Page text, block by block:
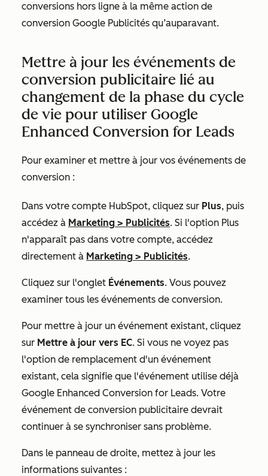
conversions hors ligne à la même action de
conversion Google Publicités qu’auparavant.
Mettre à jour les événements de
conversion publicitaire lié au
changement de la phase du cycle
de vie pour utiliser Google
Enhanced Conversion for Leads
Pour examiner et mettre à jour vos événements de
conversion :
Dans votre compte HubSpot, cliquez sur Plus, puis
accédez à Marketing > Publicités. Si l'option Plus
n'apparaît pas dans votre compte, accédez
directement à Marketing > Publicités.
Cliquez sur l'onglet Événements. Vous pouvez
examiner tous les événements de conversion.
Pour mettre à jour un événement existant, cliquez
sur Mettre à jour vers EC. Si vous ne voyez pas
l'option de remplacement d'un événement
existant, cela signifie que l'événement utilise déjà
Google Enhanced Conversion for Leads. Votre
événement de conversion publicitaire devrait
continuer à se synchroniser sans problème.
Dans le panneau de droite, mettez à jour les
informations suivantes :